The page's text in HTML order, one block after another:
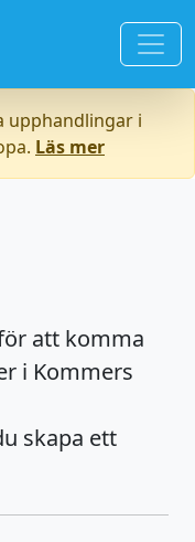
upphandlingar i
Läs mer
att komma
i Kommers
skapa ett